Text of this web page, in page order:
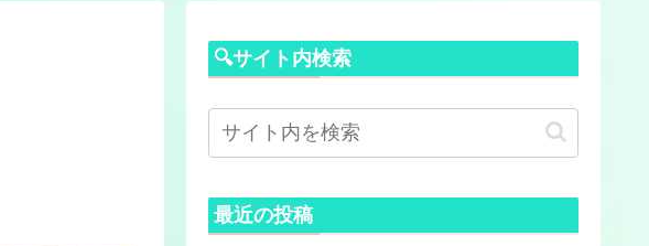
🔍サイト内検索
最近の投稿